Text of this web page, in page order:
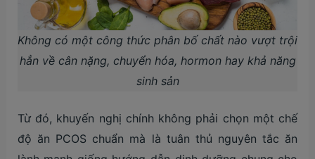
Không có một công thức phân bố chất nào vượt trội
hẳn về cân nặng, chuyển hóa, hormon hay khả năng
sinh sản
Từ đó, khuyến nghị chính không phải chọn một chế
độ ăn PCOS chuẩn mà là tuân thủ nguyên tắc ăn